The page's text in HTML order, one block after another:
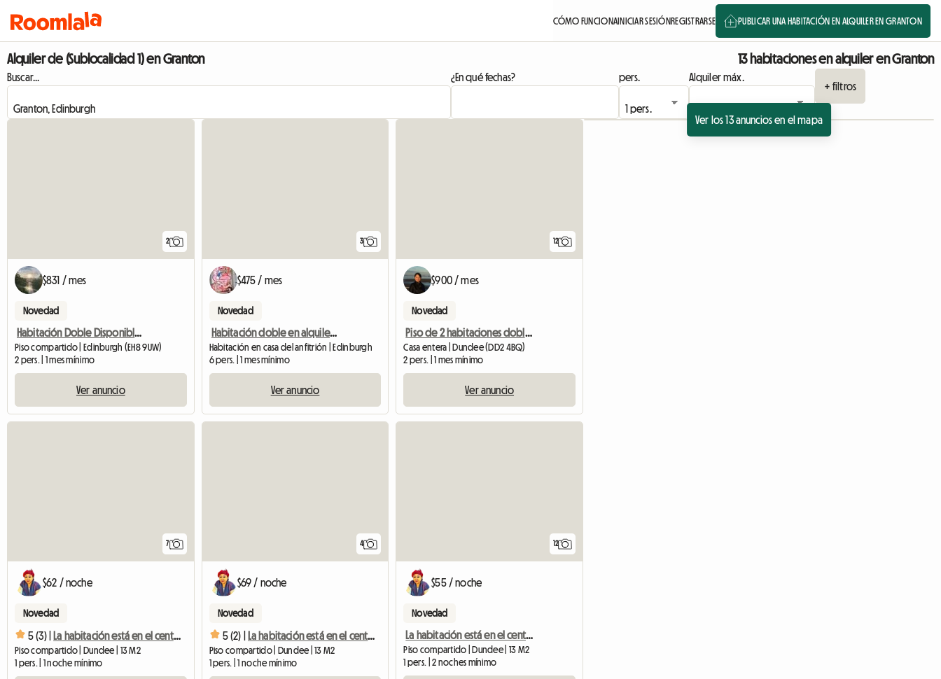
CÓMO FUNCIONAINICIAR SESIÓNREGISTRARSE PUBLICAR UNA HABITACIÓN EN ALQUILER EN GRANTON
Alquiler de (Sublocalidad 1) en Granton 13 habitaciones en alquiler en Granton
Buscar... ¿En qué fechas? pers.
Alquiler máx.
+ filtros
Ver los 13 anuncios en el mapa
2
$831 / mes
Novedad
Habitación Doble Disponible A 10 Minutos De La Universidad De Edimburgo Bui
Piso compartido | Edinburgh (EH8 9UW)
2 pers. | 1 mes mínimo
Ver anuncio
3
$475 / mes
Novedad
Habitación doble en alquiler en Newington
Habitación en casa del anfitrión | Edinburgh
6 pers. | 1 mes mínimo
Ver anuncio
12
$900 / mes
Novedad
Piso de 2 habitaciones dobles en alquiler en Ninewells, Dundee
Casa entera | Dundee (DD2 4BQ)
2 pers. | 1 mes mínimo
Ver anuncio
7
$62 / noche
Novedad
5 (3) | La habitación está en el centro de la ciudad.
Piso compartido | Dundee | 13 M2
1 pers. | 1 noche mínimo
4
$69 / noche
Novedad
5 (2) | La habitación está en el centro de la ciudad.
Piso compartido | Dundee | 13 M2
1 pers. | 1 noche mínimo
12
$55 / noche
Novedad
La habitación está en el centro de la ciudad.
Piso compartido | Dundee | 13 M2
1 pers. | 2 noches mínimo